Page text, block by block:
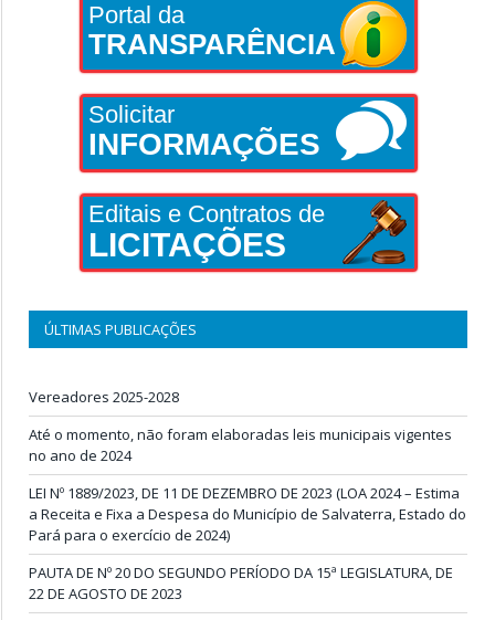
Portal da
TRANSPARÊNCIA
Solicitar
INFORMAÇÕES
Editais e Contratos de
LICITAÇÕES
ÚLTIMAS PUBLICAÇÕES
Vereadores 2025-2028
Até o momento, não foram elaboradas leis municipais vigentes
no ano de 2024
LEI Nº 1889/2023, DE 11 DE DEZEMBRO DE 2023 (LOA 2024 – Estima
a Receita e Fixa a Despesa do Município de Salvaterra, Estado do
Pará para o exercício de 2024)
PAUTA DE Nº 20 DO SEGUNDO PERÍODO DA 15ª LEGISLATURA, DE
22 DE AGOSTO DE 2023